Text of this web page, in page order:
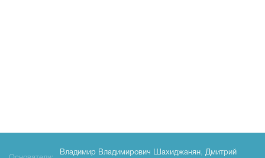
Владимир Владимирович Шахиджанян, Дмитрий